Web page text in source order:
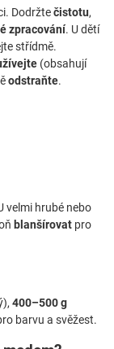
Dodržtečistotu,
zpracování. U dětí
střídmě.
(obsahují
odstraňte.
velmi hrubé nebo
blanšírovat pro
400–500 g
barvu a svěžest.